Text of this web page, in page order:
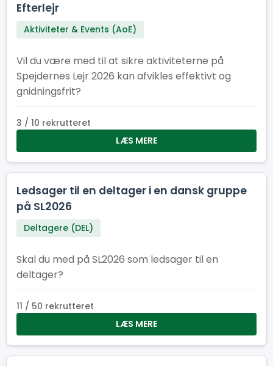
Efterlejr
Aktiviteter & Events (AoE)
Vil du være med til at sikre aktiviteterne på
Spejdernes Lejr 2026 kan afvikles effektivt og
gnidningsfrit?
3 / 10 rekrutteret
LÆS MERE
Ledsager til en deltager i en dansk gruppe
på SL2026
Deltagere (DEL)
Skal du med på SL2026 som ledsager til en
deltager?
11 / 50 rekrutteret
LÆS MERE